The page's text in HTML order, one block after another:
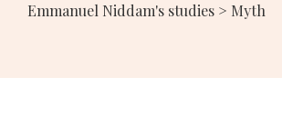
Emmanuel Niddam's studies > Myth